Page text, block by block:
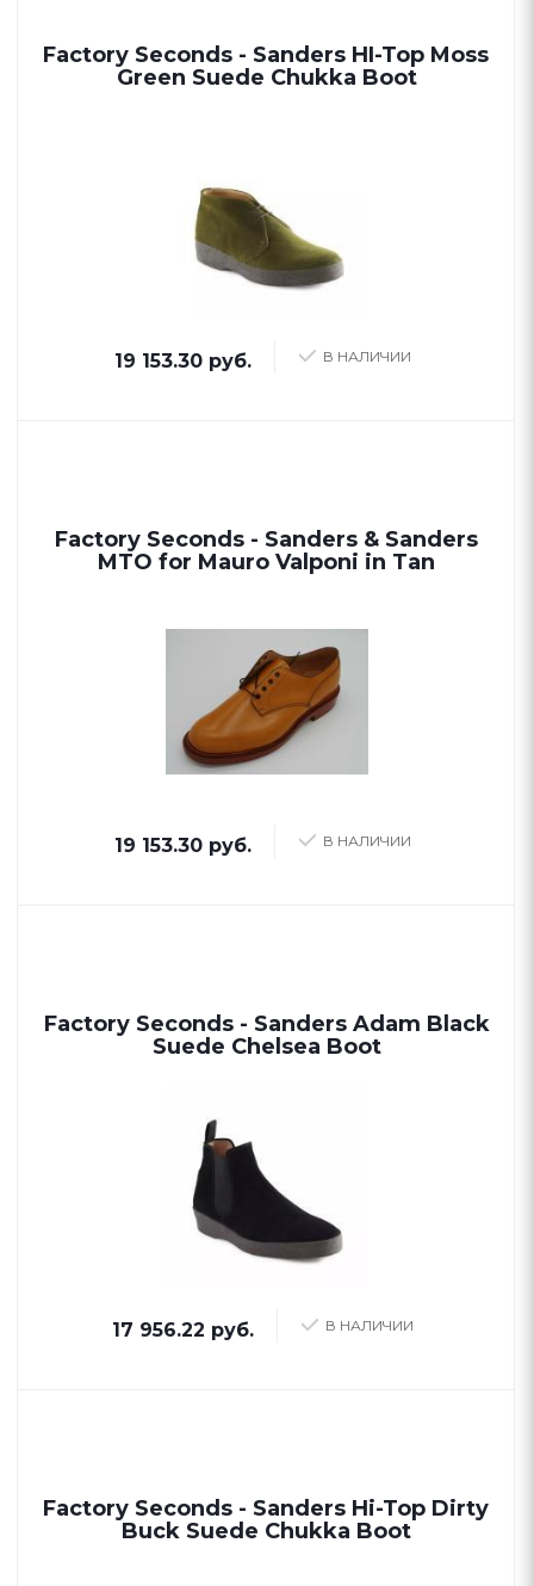
Factory Seconds - Sanders HI-Top Moss
Green Suede Chukka Boot
В НАЛИЧИИ
19 153.30 руб.
Factory Seconds - Sanders & Sanders
MTO for Mauro Valponi in Tan
В НАЛИЧИИ
19 153.30 руб.
Factory Seconds - Sanders Adam Black
Suede Chelsea Boot
В НАЛИЧИИ
17 956.22 руб.
Factory Seconds - Sanders Hi-Top Dirty
Buck Suede Chukka Boot